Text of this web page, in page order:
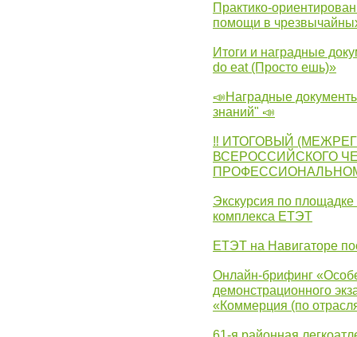
Практико-
помощи в
Итоги и наградные
do eat (Просто ешь)»
📣Наградные
знаний" 📣
‼ ИТОГОВЫЙ
ВСЕРОССИЙСКОГО
Экскурсия по
комплекса ЕТЭТ
ЕТЭТ на Навигаторе
Онлайн-брифинг
демонстрационного
«Коммерция (по